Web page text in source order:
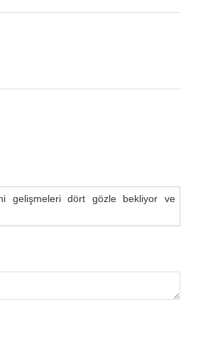
gelişmeleri dört gözle bekliyor ve